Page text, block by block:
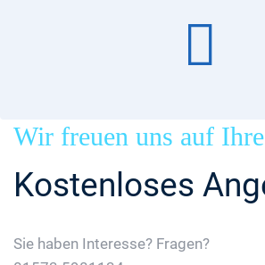
Wir freuen uns auf
Kostenloses
Sie haben Interesse? Fragen?